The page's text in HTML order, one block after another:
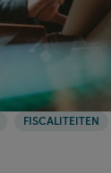
FISCALITEITEN